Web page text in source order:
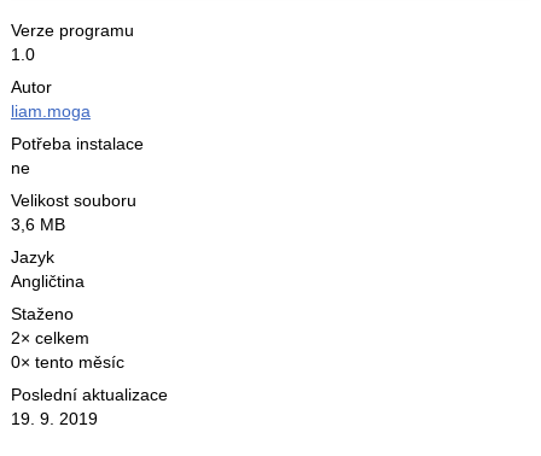
Verze programu
1.0
Autor
liam.moga
Potřeba instalace
ne
Velikost souboru
3,6 MB
Jazyk
Angličtina
Staženo
2× celkem
0× tento měsíc
Poslední aktualizace
19. 9. 2019